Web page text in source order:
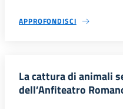
APPROFONDISCI
La cattura di animali
dell’Anfiteatro